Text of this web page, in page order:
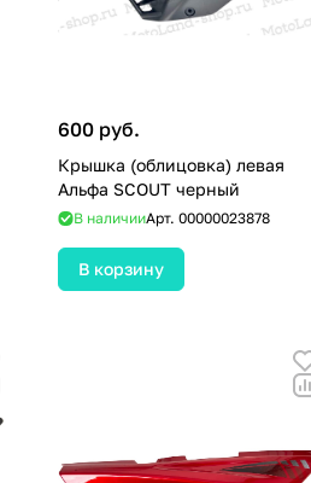
600 руб.
Крышка (облицовка) левая
Альфа SCOUT черный
В наличииАрт. 00000023878
В корзину